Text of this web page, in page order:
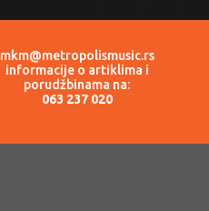
mkm@metropolismusic.rs
informacije o artiklima i
porudžbinama na:
063 237 020